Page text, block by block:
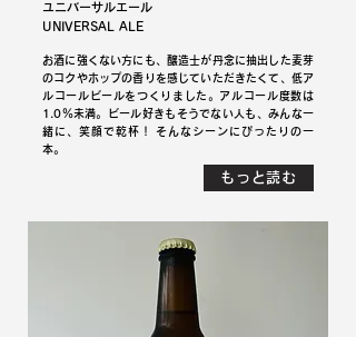
ユニバーサルエール
UNIVERSAL ALE
お酒に強くない方にも、醸造士が丹念に抽出した麦芽
のコクやホップの香りを感じていただきたくて、低ア
ルコールビールをつくりました。アルコール度数は
1.0％未満。ビール好きもそうでない人も、みんな一
緒に、笑顔で乾杯！ そんなシーンにぴったりの一
本。
もっと読む